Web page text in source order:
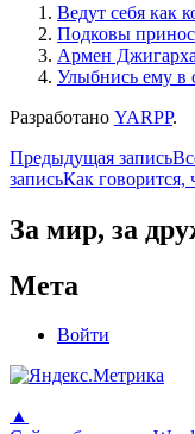
Ведут себя как
Подковы
Армен
Улыбнись ему в
Разработано YARPP.
Навигация
по
записям
Предыдущая запись
записьКак говорится,
За мир, за
Мета
Войти
▲